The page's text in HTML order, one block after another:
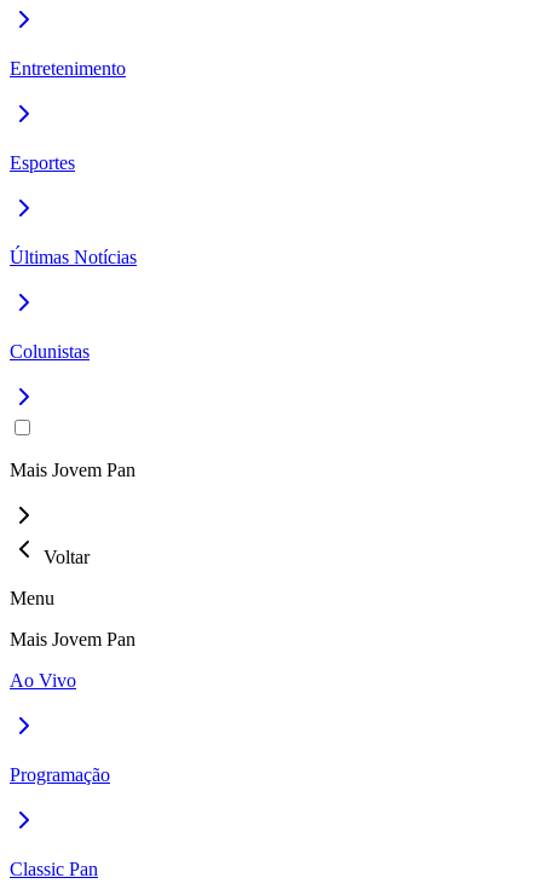
Entretenimento
Esportes
Últimas Notícias
Colunistas
Mais Jovem Pan
Voltar
Menu
Mais Jovem Pan
Ao Vivo
Programação
Classic Pan